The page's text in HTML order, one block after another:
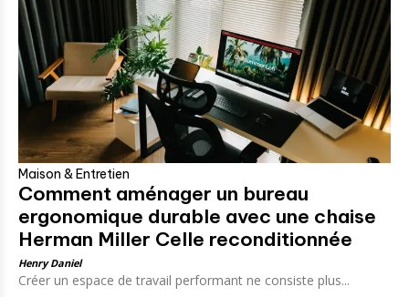
Maison & Entretien
Comment aménager un bureau
ergonomique durable avec une chaise
Herman Miller Celle reconditionnée
Henry Daniel
Créer un espace de travail performant ne consiste plus...